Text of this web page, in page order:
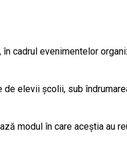
cadrul evenimentelor
elevii școlii, sub
modul în care aceștia au